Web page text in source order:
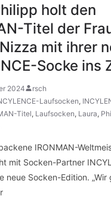
holt den
Titel der
mit ihrer
Socke ins
2024
rsch
Laufsocken,
Titel, Laufsocken, Laura,
IRONMAN-
mit Socken-Partner
neue Socken-Edition. „Wir